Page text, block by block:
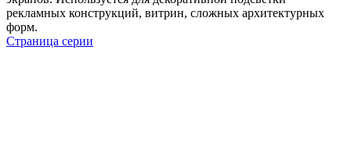
рекламных конструкций, витрин, сложных архитектурных
форм.
Страница серии